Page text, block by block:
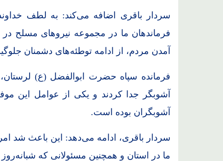
سردار باقری اضافه می‌کند: به لطف
فرماندهان ما در مجموعه نیروهای مسلح در
آمدن مردم، از ادامه توطئه‌های دشمنان
فرمانده سپاه حضرت ابوالفضل (ع)
آشوبگر جدا کردند و یکی از عوامل
آشوبگران بوده است.
سردار باقری، ادامه می‌دهد: این باعث شد
ما در استان و همچنین مسئولانی که